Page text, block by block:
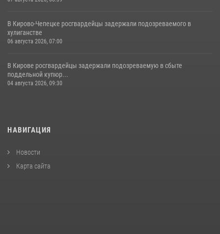
В Кирово-Чепецке росгвардейцы задержали подозреваемого в
хулиганстве
06 августа 2026, 07:00
В Кирове росгвардейцы задержали подозреваемую в сбыте
поддельной купюр...
04 августа 2026, 09:30
НАВИГАЦИЯ
Новости
Карта сайта